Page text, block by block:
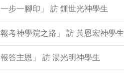
步一腳印」 訪 鍾世光神學生
考神學院之路」 訪 黃恩宏神學生
答主恩」 訪 湯光明神學生